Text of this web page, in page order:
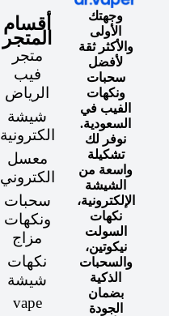
وجهتك
الأولى
والأكثر ثقة
لأفضل
سحبات
ونكهات
الفيب في
السعودية.
نوفر لك
تشكيلة
واسعة من
الشيشة
الإلكترونية،
نكهات
السولت
نيكوتين،
والسحبات
الذكية
بضمان
الجودة
أقسام
المتجر
متجر
فيب
الرياض
شيشة
الكترونية
معسل
الكتروني
سحبات
ونكهات
مزاج
نكهات
شيشة
vape